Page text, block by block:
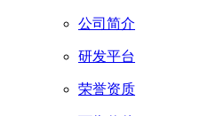
公司简介
研发平台
荣誉资质